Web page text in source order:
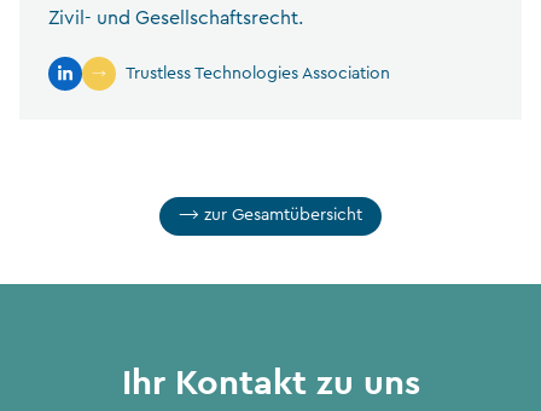
Zivil- und Gesellschaftsrecht.
Trustless Technologies Association
zur Gesamtübersicht
Ihr Kontakt zu uns